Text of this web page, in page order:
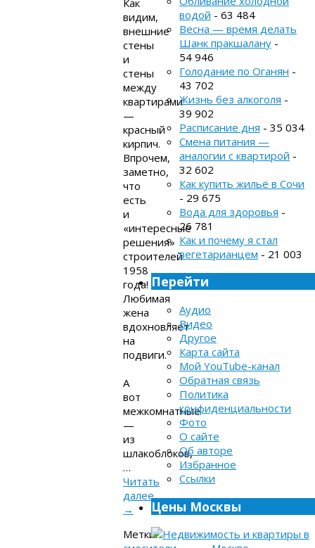
видим,
внешние
стены
и
стены
между
квартирами
—
красный
кирпич.
Впрочем,
заметно,
что
есть
и
«интересные
решения»
строителей
1958
года!
Любимая
жена
вдохновляет
на
подвиги.
А
вот
межкомнатные
—
из
шлакоблоков,
…
Читать
далее
→
Метки:
водой - 63 484
Весна — время делать
Шанк пракшалану -
54 946
Голодание по Оганян -
43 702
Жизнь без алкоголя -
39 902
Расписание дня - 35 034
Смена питания —
аналогии с квартирой -
32 602
Как купить жильё в Сочи
- 29 675
Вода для здоровья -
26 781
Как и почему я стал
вегетарианцем - 21 003
Перейти
Аудио
Видео
Другое
Карта сайта
Мой YouTube-канал
Обратная связь
Политика
конфиденциальности
Фото
О сайте
Об авторе
Избранное
Ссылки
Цены Москвы